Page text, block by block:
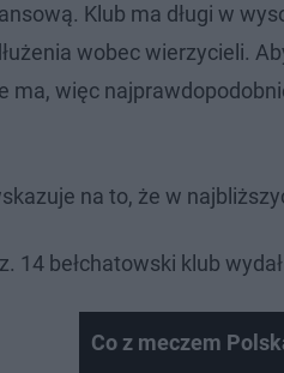
Klub ma długi w
wobec wierzycieli.
ma, więc
na to, że w
14 bełchatowski klub
Co z meczem